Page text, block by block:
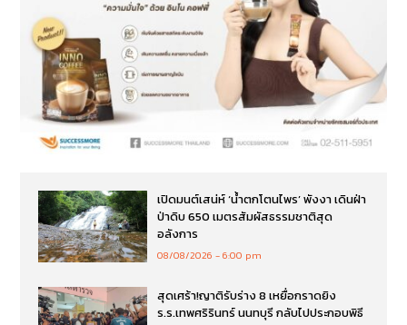
เปิดมนต์เสน่ห์ ‘น้ำตกโตนไพร’ พังงา เดินฝ่า
ป่าดิบ 650 เมตรสัมผัสธรรมชาติสุด
อลังการ
08/08/2026 6:00 pm
สุดเศร้า!ญาติรับร่าง 8 เหยื่อกราดยิง
ร.ร.เทพศริรินทร์ นนทบุรี กลับไปประกอบพิธี